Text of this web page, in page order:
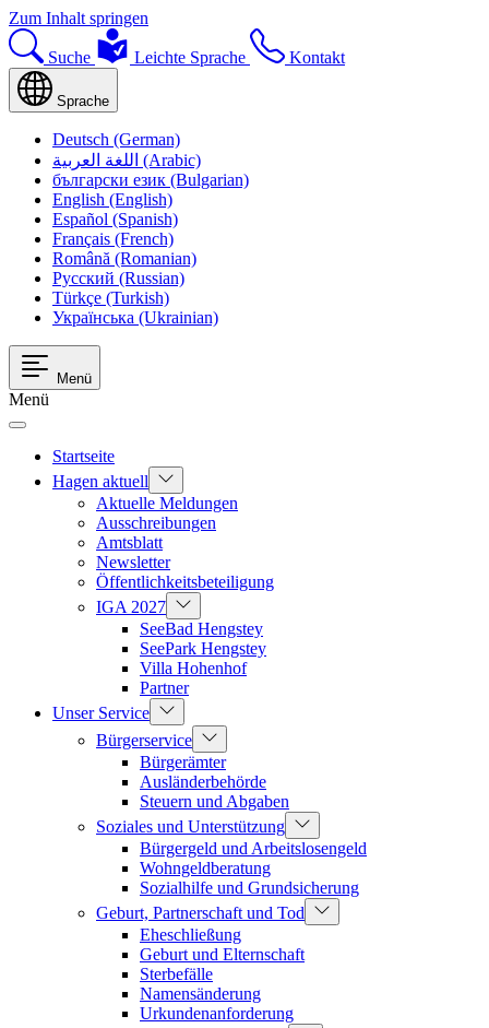
Zum Inhalt springen
Suche Leichte Sprache Kontakt
Sprache
Deutsch (German)
اللغة العربية (Arabic)
български език (Bulgarian)
English (English)
Español (Spanish)
Français (French)
Română (Romanian)
Русский (Russian)
Türkçe (Turkish)
Українська (Ukrainian)
Menü
Menü
Startseite
Hagen aktuell
Aktuelle Meldungen
Ausschreibungen
Amtsblatt
Newsletter
Öffentlichkeitsbeteiligung
IGA 2027
SeeBad Hengstey
SeePark Hengstey
Villa Hohenhof
Partner
Unser Service
Bürgerservice
Bürgerämter
Ausländerbehörde
Steuern und Abgaben
Soziales und Unterstützung
Bürgergeld und Arbeitslosengeld
Wohngeldberatung
Sozialhilfe und Grundsicherung
Geburt, Partnerschaft und Tod
Eheschließung
Geburt und Elternschaft
Sterbefälle
Namensänderung
Urkundenanforderung